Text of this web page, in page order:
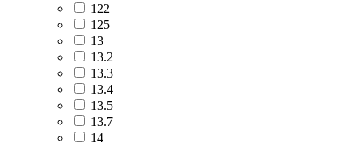
122
125
13
13.2
13.3
13.4
13.5
13.7
14